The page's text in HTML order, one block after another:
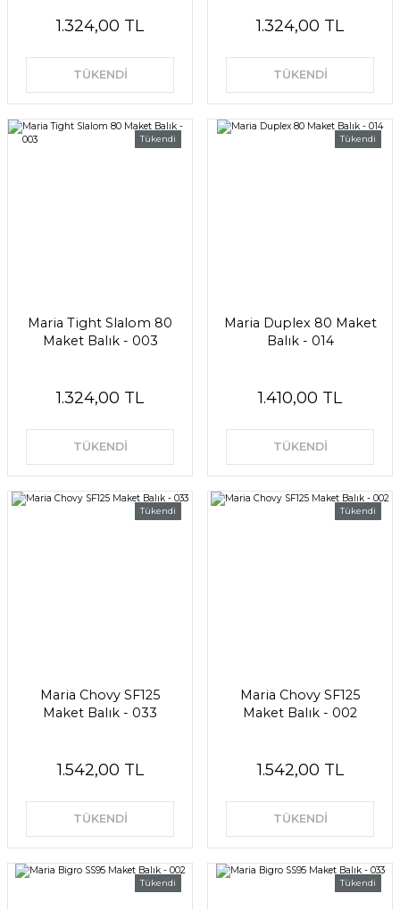
1.324,00 TL
TÜKENDİ
1.324,00 TL
TÜKENDİ
Tükendi
Maria Tight Slalom 80
Maket Balık - 003
1.324,00 TL
TÜKENDİ
Tükendi
Maria Duplex 80 Maket
Balık - 014
1.410,00 TL
TÜKENDİ
Tükendi
Maria Chovy SF125
Maket Balık - 033
1.542,00 TL
TÜKENDİ
Tükendi
Maria Chovy SF125
Maket Balık - 002
1.542,00 TL
TÜKENDİ
Tükendi Tükendi